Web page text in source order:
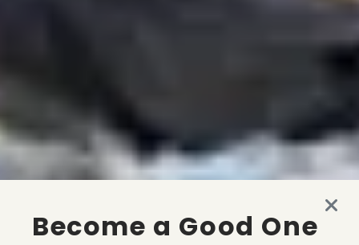
Become a Good One